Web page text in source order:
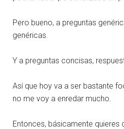
Pero bueno, a preguntas
genéricas.
Y a preguntas concisas,
Así que hoy va a ser bastante
no me voy a enredar mucho.
Entonces, básicamente